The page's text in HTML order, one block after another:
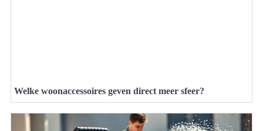
Welke woonaccessoires geven direct meer sfeer?